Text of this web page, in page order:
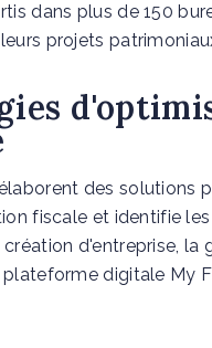
dans plus de 150
projets
des solutions
fiscale et identifie
d'entreprise,
digitale My